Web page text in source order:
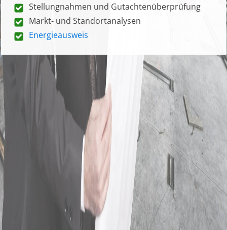
Stellungnahmen und Gutachtenüberprüfung
Markt- und Standortanalysen
Energieausweis